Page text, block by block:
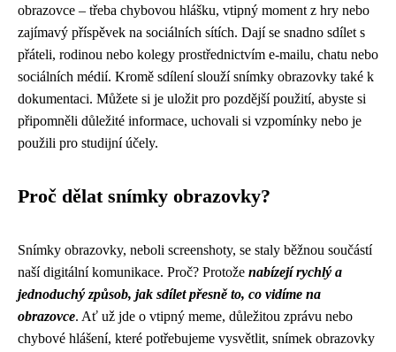
obrazovce – třeba chybovou hlášku, vtipný moment z hry nebo
zajímavý příspěvek na sociálních sítích. Dají se snadno sdílet s
přáteli, rodinou nebo kolegy prostřednictvím e-mailu, chatu nebo
sociálních médií. Kromě sdílení slouží snímky obrazovky také k
dokumentaci. Můžete si je uložit pro pozdější použití, abyste si
připomněli důležité informace, uchovali si vzpomínky nebo je
použili pro studijní účely.
Proč dělat snímky obrazovky?
Snímky obrazovky, neboli screenshoty, se staly běžnou součástí
naší digitální komunikace. Proč? Protože nabízejí rychlý a
jednoduchý způsob, jak sdílet přesně to, co vidíme na
obrazovce. Ať už jde o vtipný meme, důležitou zprávu nebo
chybové hlášení, které potřebujeme vysvětlit, snímek obrazovky